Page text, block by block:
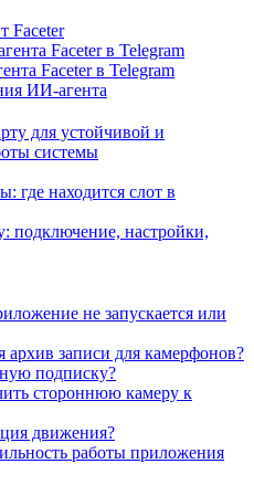
Faceter
Faceter в Telegram
Faceter в Telegram
ИИ-агента
для устойчивой и
системы
где находится слот в
подключение, настройки,
не запускается или
архив записи для камерфонов?
подписку?
стороннюю камеру к
движения?
работы приложения